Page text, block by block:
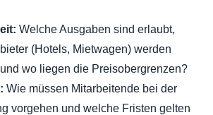
Welche Ausgaben sind erlaubt,
(Hotels, Mietwagen) werden
wo liegen die Preisobergrenzen?
Wie müssen Mitarbeitende bei der
vorgehen und welche Fristen gelten